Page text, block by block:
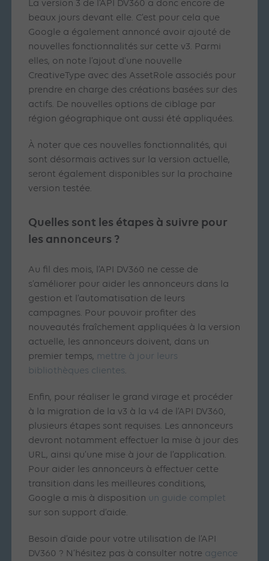
La version 3 de l’API DV360 a donc encore de
beaux jours devant elle. C’est pour cela que
Google a également annoncé avoir ajouté de
nouvelles fonctionnalités sur cette v3. Parmi
elles, on note l’ajout d’une nouvelle
CreativeType avec des AssetRole associés pour
prendre en charge des créations basées sur des
actifs. De nouvelles options de ciblage par
région géographique ont aussi été appliquées.
À noter que ces nouvelles fonctionnalités, qui
sont désormais actives sur la version actuelle,
seront également disponibles sur la prochaine
version testée.
Quelles sont les étapes à suivre pour
les annonceurs ?
Au fil des mois, l’API DV360 ne cesse de
s’améliorer pour aider les annonceurs dans la
gestion et l’automatisation de leurs
campagnes. Pour pouvoir profiter des
nouveautés fraîchement appliquées à la version
actuelle, les annonceurs doivent, dans un
premier temps, mettre à jour leurs
bibliothèques clientes.
Enfin, pour réaliser le grand virage et procéder
à la migration de la v3 à la v4 de l’API DV360,
plusieurs étapes sont requises. Les annonceurs
devront notamment effectuer la mise à jour des
URL, ainsi qu’une mise à jour de l’application.
Pour aider les annonceurs à effectuer cette
transition dans les meilleures conditions,
Google a mis à disposition un guide complet
sur son support d’aide.
Besoin d’aide pour votre utilisation de l’API
DV360 ? N’hésitez pas à consulter notre agence